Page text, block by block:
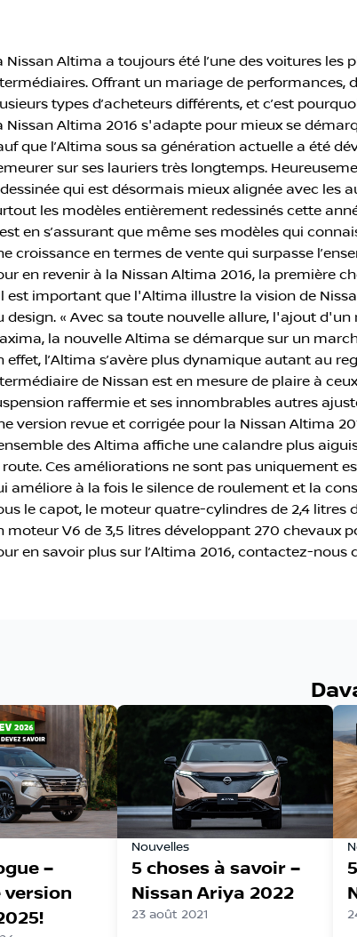
Nissan Altima a toujours été l’une des voitures
Offrant un mariage de performances,
types d’acheteurs différents, et c’est
Nissan Altima 2016 s'adapte pour mieux se
que l’Altima sous sa génération actuelle a été
sur ses lauriers très longtemps.
qui est désormais mieux alignée avec les
les modèles entièrement redessinés cette
en s’assurant que même ses modèles qui
croissance en termes de vente qui surpasse
en revenir à la Nissan Altima 2016, la première
est important que l'Altima illustre la vision de
design. « Avec sa toute nouvelle allure, l'ajout
la nouvelle Altima se démarque sur un
effet, l’Altima s’avère plus dynamique autant au
de Nissan est en mesure de plaire à
raffermie et ses innombrables autres
version revue et corrigée pour la Nissan Altima
des Altima affiche une calandre plus
route. Ces améliorations ne sont pas uniquement
améliore à la fois le silence de roulement et la
le capot, le moteur quatre-cylindres de 2,4 litres
moteur V6 de 3,5 litres développant 270 chevaux
en savoir plus sur l’Altima 2016, contactez-
–
version
Nouvelles
5 choses à savoir –
Nissan Ariya 2022
23 août 2021